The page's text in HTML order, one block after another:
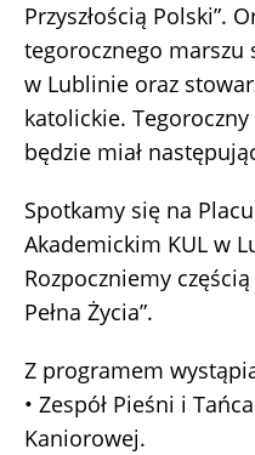
Przyszłością Polski”.
tegorocznego marszu
w Lublinie oraz
katolickie.
będzie miał
Spotkamy się na
Akademickim KUL w
Rozpoczniemy
Pełna Życia”.
Z programem
• Zespół Pieśni i
Kaniorowej.